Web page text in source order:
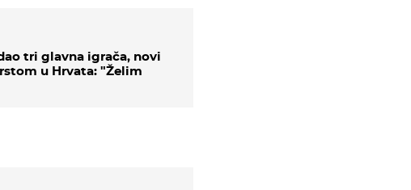
tri glavna igrača, novi
u Hrvata: "Želim